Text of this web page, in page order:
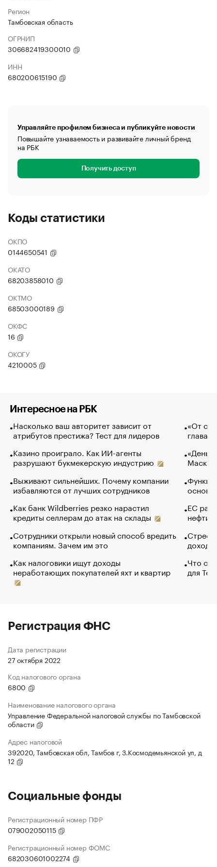
Регион
Тамбовская область
ОГРНИП
306682419300010
ИНН
680200615190
Управляйте профилем бизнеса и публикуйте новости
Повышайте узнаваемость и развивайте личный бренд
на РБК
Получить доступ
Коды статистики
ОКПО
0144650541
ОКАТО
68203858010
ОКТМО
68503000189
ОКФС
16
ОКОГУ
4210005
Интересное на РБК
Насколько ваш авторитет зависит от
атрибутов престижа? Тест для лидеров
Казино проиграло. Как ИИ-агенты
разрушают букмекерскую индустрию
Выживают сильнейших. Почему компании
избавляются от лучших сотрудников
Как банк Wildberries резко нарастил
кредиты селлерам до атак на склады
Сотрудники открыли новый способ вредить
компаниям. Зачем им это
Как налоговики ищут доходы
неработающих покупателей яхт и квартир
«От
глава
Маск в
основ
ЕС
нефти
Что
для
Регистрация ФНС
Дата регистрации
27 октября 2022
Код налогового органа
6800
Наименование налогового органа
Управление Федеральной налоговой службы по Тамбовской
области
Адрес налоговой
392020, Тамбовская обл, Тамбов г, З.Космодемьянской ул, д
12
Социальные фонды
Регистрационный номер ПФР
079002050115
Регистрационный номер ФОМС
682030601002274